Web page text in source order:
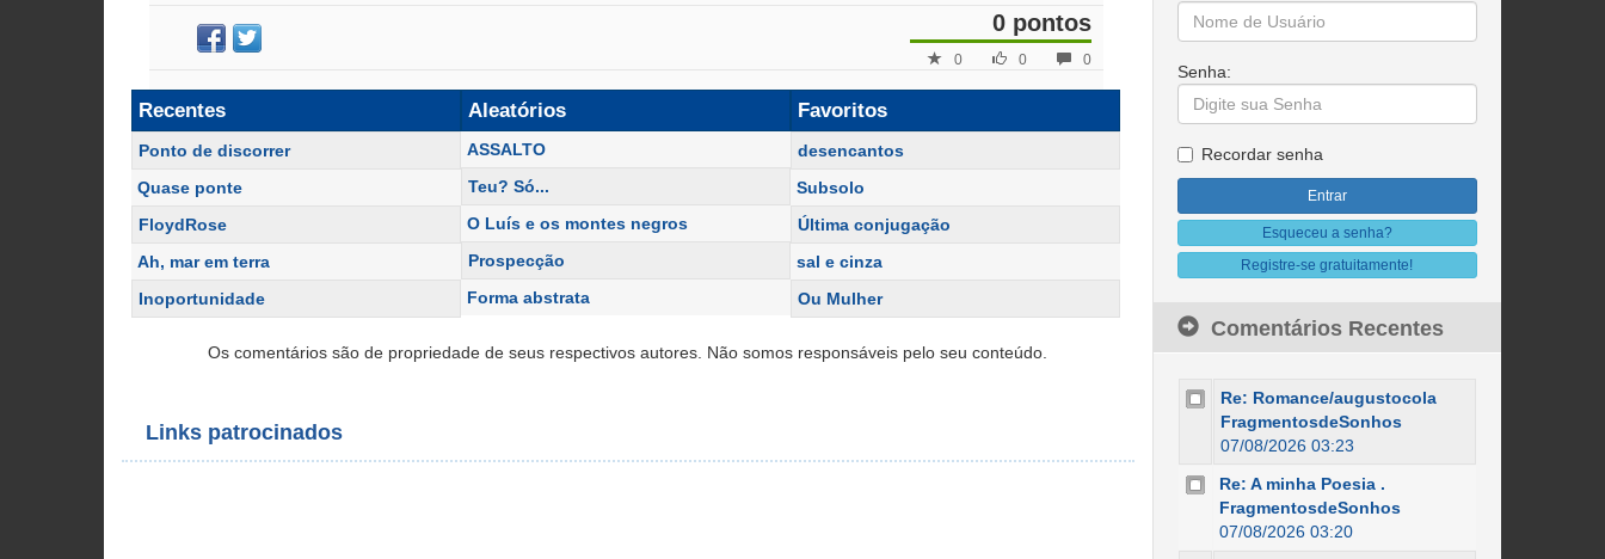
0 pontos
0
0
0
Recentes
Ponto de discorrer
Quase ponte
FloydRose
Ah, mar em terra
Inoportunidade
Aleatórios
ASSALTO
Teu? Só...
O Luís e os montes negros
Prospecção
Forma abstrata
Favoritos
desencantos
Subsolo
Última conjugação
sal e cinza
Ou Mulher
Os comentários são de propriedade de seus respectivos autores. Não somos responsáveis pelo seu conteúdo.
Links patrocinados
Senha:
Recordar senha
Esqueceu a senha?
Registre-se gratuitamente!
Comentários Recentes
Re: Romance/augustocola
FragmentosdeSonhos
07/08/2026 03:23
Re: A minha Poesia .
FragmentosdeSonhos
07/08/2026 03:20